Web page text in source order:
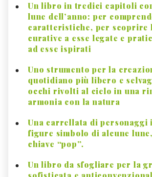
Un libro in tredici capitoli
lune dell’anno: per
caratteristiche, per scoprire
curative a esse legate e
ad esse ispirati
Uno strumento per la
quotidiano più libero e
occhi rivolti al cielo in una
armonia con la natura
Una carrellata di personaggi
figure simbolo di alcune
chiave “pop”.
Un libro da sfogliare per la